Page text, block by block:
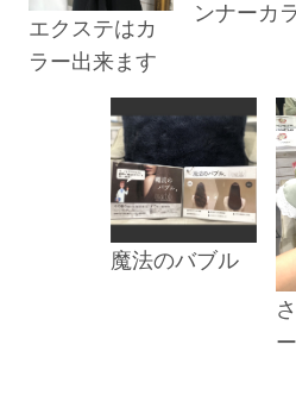
エクステはカ
ラー出来ます
ンナーカ
魔法のバブル